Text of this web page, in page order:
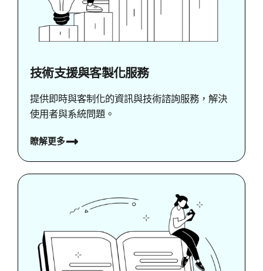
技術支援與客製化服務
提供即時與客制化的資訊與技術諮詢服務，解決
使用者與系統問題。
瞭解更多